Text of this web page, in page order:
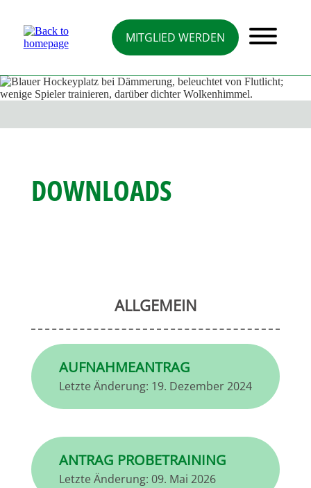
MITGLIED WERDEN
DOWNLOADS
ALLGEMEIN
AUFNAHMEANTRAG
Letzte Änderung: 19. Dezember 2024
ANTRAG PROBETRAINING
Letzte Änderung: 09. Mai 2026